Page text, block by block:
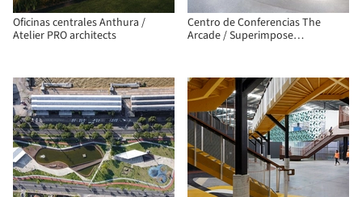
Oficinas centrales Anthura /
Atelier PRO architects
Centro de Conferencias The
Arcade / Superimpose